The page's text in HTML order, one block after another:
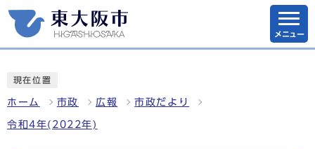
メニュー
現在位置
ホーム 市政 広報 市政だより
令和4年(2022年)